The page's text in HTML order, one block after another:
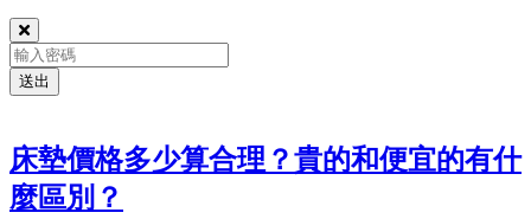
送出
床墊價格多少算合理？貴的和便宜的有什
麼區別？